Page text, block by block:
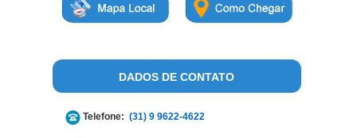
DADOS DE CONTATO
Telefone: (31) 9 9622-4622